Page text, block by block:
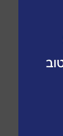
למשרדי
לעמוד
הקבוצה
לדין
לפני
שלו
לאירופה